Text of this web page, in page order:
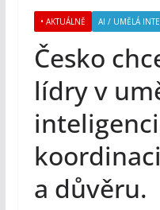
• AKTUÁLNĚ AI / UMĚLÁ
Česko
lídry v
a důvěru.